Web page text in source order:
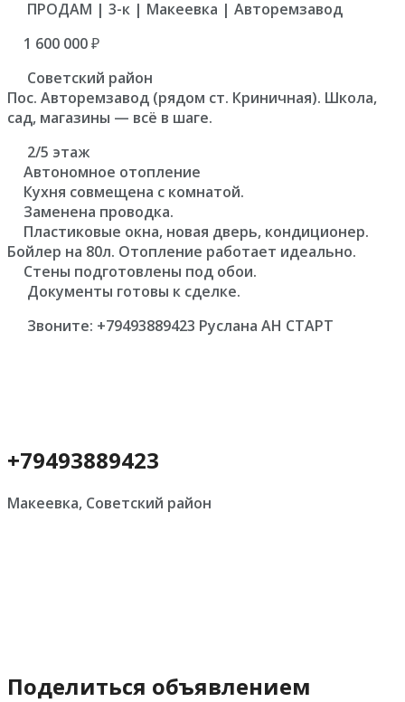
ПРОДАМ | 3-к | Макеевка | Авторемзавод
1 600 000 ₽
Советский район
Пос. Авторемзавод (рядом ст. Криничная). Школа,
сад, магазины — всё в шаге.
2/5 этаж
Автономное отопление
Кухня совмещена с комнатой.
Заменена проводка.
Пластиковые окна, новая дверь, кондиционер.
Бойлер на 80л. Отопление работает идеально.
Стены подготовлены под обои.
Документы готовы к сделке.
Звоните: +79493889423 Руслана АН СТАРТ
+79493889423
Макеевка, Советский район
Поделиться объявлением